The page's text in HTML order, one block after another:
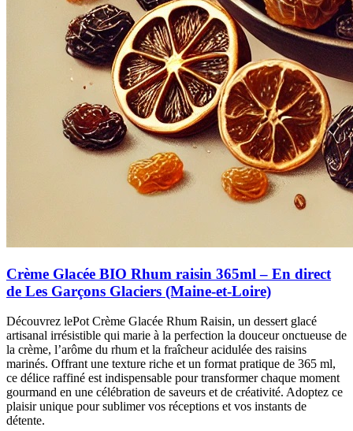
Crème Glacée BIO Rhum raisin 365ml – En direct
de Les Garçons Glaciers (Maine-et-Loire)
Découvrez lePot Crème Glacée Rhum Raisin, un dessert glacé
artisanal irrésistible qui marie à la perfection la douceur onctueuse de
la crème, l’arôme du rhum et la fraîcheur acidulée des raisins
marinés. Offrant une texture riche et un format pratique de 365 ml,
ce délice raffiné est indispensable pour transformer chaque moment
gourmand en une célébration de saveurs et de créativité. Adoptez ce
plaisir unique pour sublimer vos réceptions et vos instants de
détente.